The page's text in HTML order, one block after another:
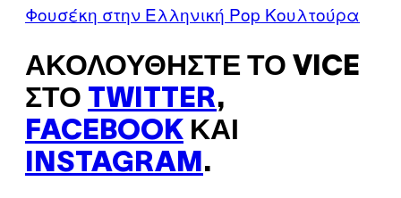
Φουσέκη στην Ελληνική Pop Κουλτούρα
ΑΚΟΛΟΥΘΉΣΤΕ ΤΟ VICE
ΣΤΟ TWITTER,
FACEBOOK ΚΑΙ
INSTAGRAM .